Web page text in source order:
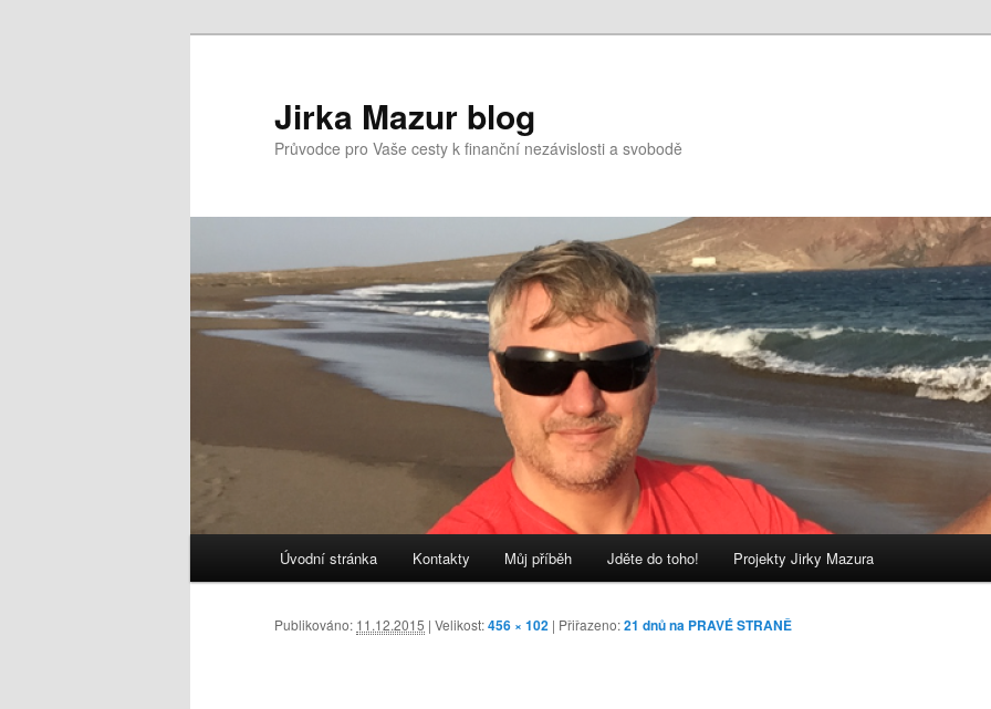
Jirka Mazur blog
Průvodce pro Vaše cesty k finanční nezávislosti a svobodě
Úvodní stránka Kontakty Můj příběh Jděte do toho! Projekty Jirky Mazura
Publikováno: 11.12.2015 | Velikost:456 × 102 | Přiřazeno:21 dnů na PRAVÉ STRANĚ